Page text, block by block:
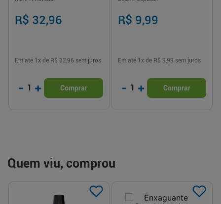
R$ 32,96
Em até 1 x de R$ 32,96 sem juros
- 1 + Comprar
R$ 9,99
Em até 1 x de R$ 9,99 sem juros
- 1 + Comprar
Quem viu, comprou